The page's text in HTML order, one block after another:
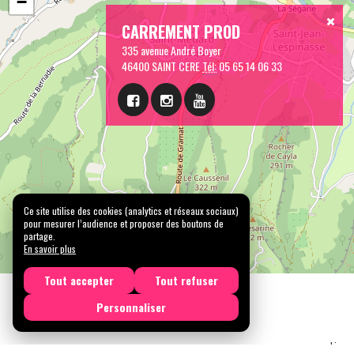
CARREMENT PROD
335 avenue André Boyer
46400 SAINT CERETél:05 65 14 06 33
Ce site utilise des cookies (analytics et réseaux sociaux)
pour mesurer l’audience et proposer des boutons de
partage.
En savoir plus
Tout accepter
Tout refuser
Personnaliser